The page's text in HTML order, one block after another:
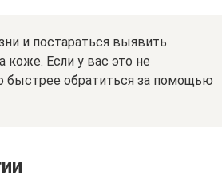
и постараться выявить
коже. Если у вас это не
быстрее обратиться за помощью